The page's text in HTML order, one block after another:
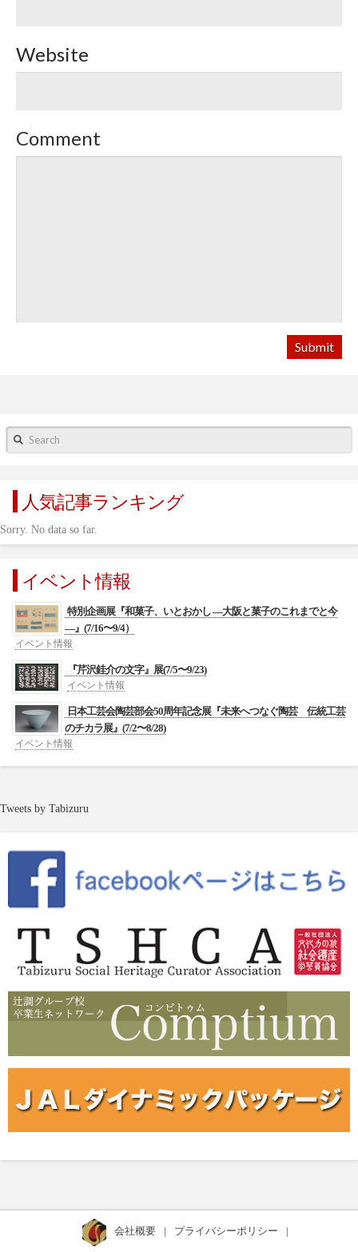
Website
Comment
Search
人気記事ランキング
Sorry. No data so far.
イベント情報
特別企画展『和菓子、いとおかし ―大阪と菓子のこれまでと今
―』(7/16〜9/4）
イベント情報
『芹沢銈介の文字』展(7/5〜9/23)
イベント情報
日本工芸会陶芸部会50周年記念展『未来へつなぐ陶芸 伝統工芸
のチカラ展』(7/2〜8/28)
イベント情報
Tweets by Tabizuru
会社概要 | プライバシーポリシー |